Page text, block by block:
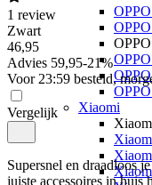
Xiaomi
1 review
Zwart
46,95
Advies 59,95-21%
Voor 23:59 besteld,
Vergelijk
Supersnel en draadloos
juiste accessoires in huis